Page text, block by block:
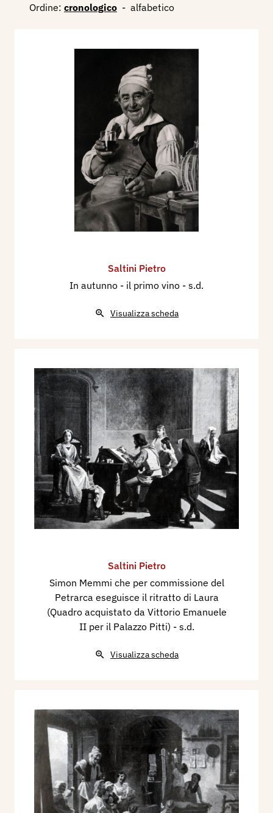
Ordine: cronologico - alfabetico
Saltini Pietro
In autunno - il primo vino - s.d.
Visualizza scheda
Saltini Pietro
Simon Memmi che per commissione del
Petrarca eseguisce il ritratto di Laura
(Quadro acquistato da Vittorio Emanuele
II per il Palazzo Pitti) - s.d.
Visualizza scheda